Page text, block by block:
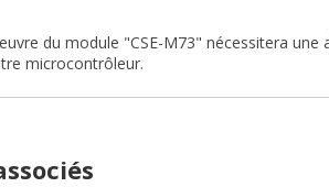
du module "CSE-M73" nécessitera
microcontrôleur.